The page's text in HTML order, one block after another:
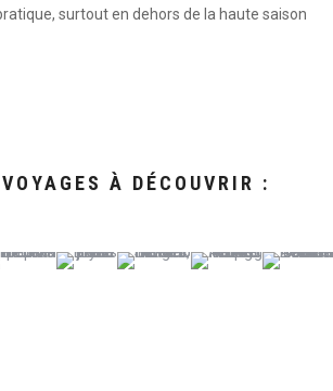
surtout en dehors de la haute saison
À DÉCOUVRIR :